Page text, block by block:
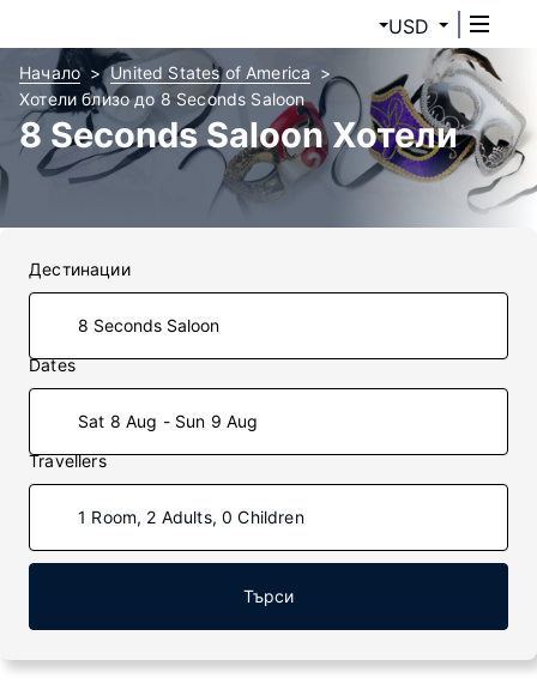
USD
Начало
United States of America
Хотели близо до 8 Seconds Saloon
8 Seconds Saloon Хотели
Дестинации
Dates
Sat 8 Aug - Sun 9 Aug
Travellers
1 Room, 2 Adults, 0 Children
Търси